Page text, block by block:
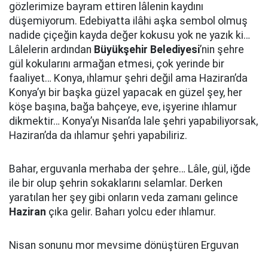
gözlerimize bayram ettiren lâlenin kaydını
düşemiyorum. Edebiyatta ilâhi aşka sembol olmuş
nadide çiçeğin kayda değer kokusu yok ne yazık ki…
Lâlelerin ardından Büyükşehir Belediyesi’nin şehre
gül kokularını armağan etmesi, çok yerinde bir
faaliyet… Konya, ıhlamur şehri değil ama Haziran’da
Konya’yı bir başka güzel yapacak en güzel şey, her
köşe başına, bağa bahçeye, eve, işyerine ıhlamur
dikmektir… Konya’yı Nisan’da lale şehri yapabiliyorsak,
Haziran’da da ıhlamur şehri yapabiliriz.
Bahar, erguvanla merhaba der şehre… Lâle, gül, iğde
ile bir olup şehrin sokaklarını selamlar. Derken
yaratılan her şey gibi onların veda zamanı gelince
Haziran çıka gelir. Baharı yolcu eder ıhlamur.
Nisan sonunu mor mevsime dönüştüren Erguvan